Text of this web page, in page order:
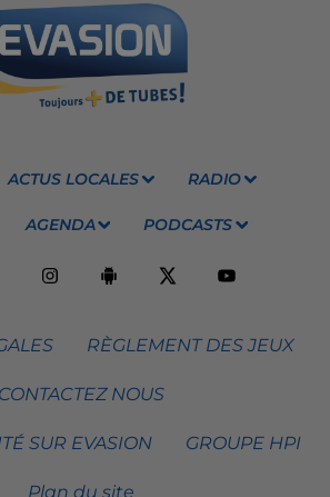
ACTUS LOCALES RADIO
AGENDA PODCASTS
RÈGLEMENT DES JEUX
CONTACTEZ NOUS
SUR EVASION GROUPE HPI
Plan du site